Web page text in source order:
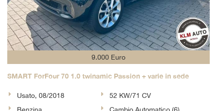
9.000 Euro
SMART ForFour 70 1.0 twinamic Passion + varie in sede
Usato, 08/2018
52 KW/71 CV